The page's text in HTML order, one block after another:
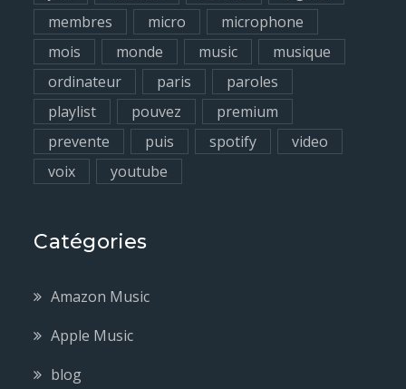
membres
micro
microphone
mois
monde music
musique
ordinateur
paris
paroles
playlist
pouvez
premium
prevente
puis spotify
video
voix
youtube
Catégories
Amazon Music
Apple Music
blog